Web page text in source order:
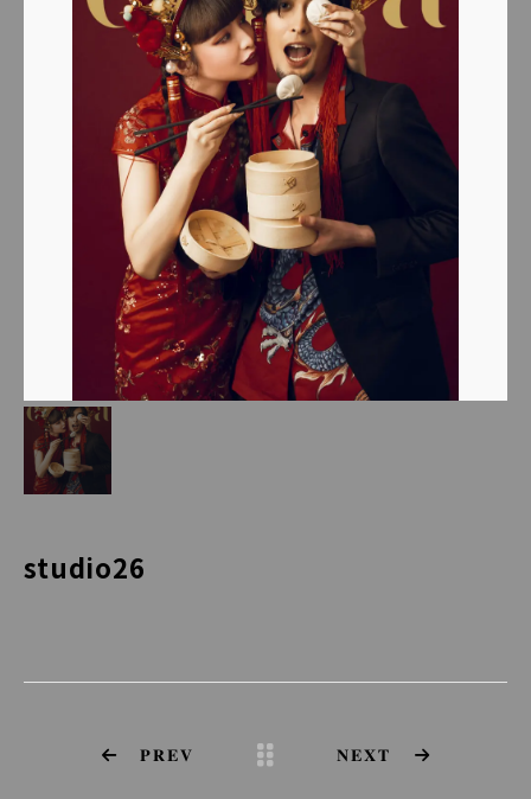
studio26
PREV NEXT
BLOG
LINEでのお問い合わせはこちら